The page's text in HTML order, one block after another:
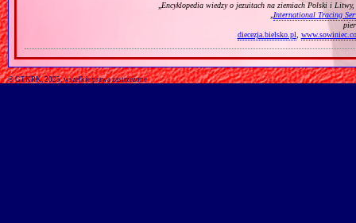
„Encyklopedia wiedzy o jezuitach na ziemiach Polski i Litwy,
„International Tracing
diecezja.bielsko.pl,
© GTKRK, 2025, wszelkie prawa zastrzeżone